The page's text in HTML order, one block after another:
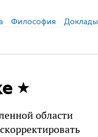
Философия Доклады
области